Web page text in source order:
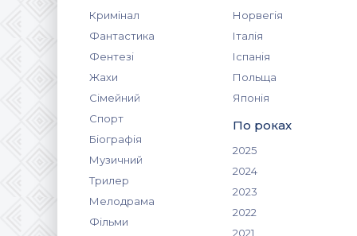
Кримінал
Фантастика
Фентезі
Жахи
Сімейний
Спорт
Біографія
Музичний
Трилер
Мелодрама
Фільми
Норвегія
Італія
Іспанія
Польща
Японія
По роках
2025
2024
2023
2022
2021